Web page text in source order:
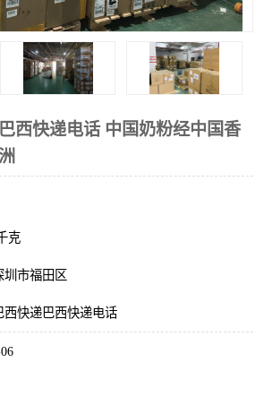
西快递电话 中国奶粉经中国香
克
圳市福田区
西快递巴西快递电话